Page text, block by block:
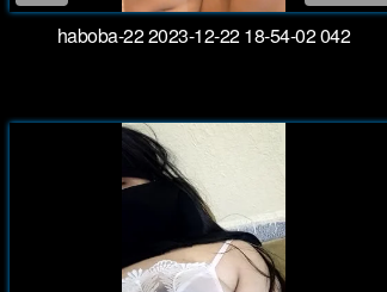
haboba-22 2023-12-22 18-54-02 042